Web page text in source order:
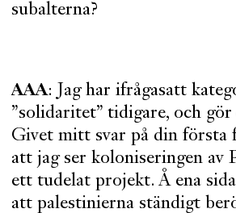
subalterna?
AAA: Jag har ifrågasatt
”solidaritet” tidigare, och gör
Givet mitt svar på din första
att jag ser koloniseringen av
ett tudelat projekt. Å ena
att palestinierna ständigt